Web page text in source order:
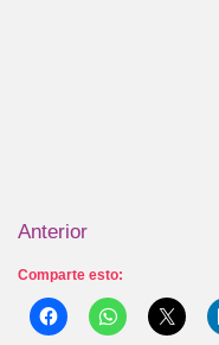
Anterior
Comparte esto: